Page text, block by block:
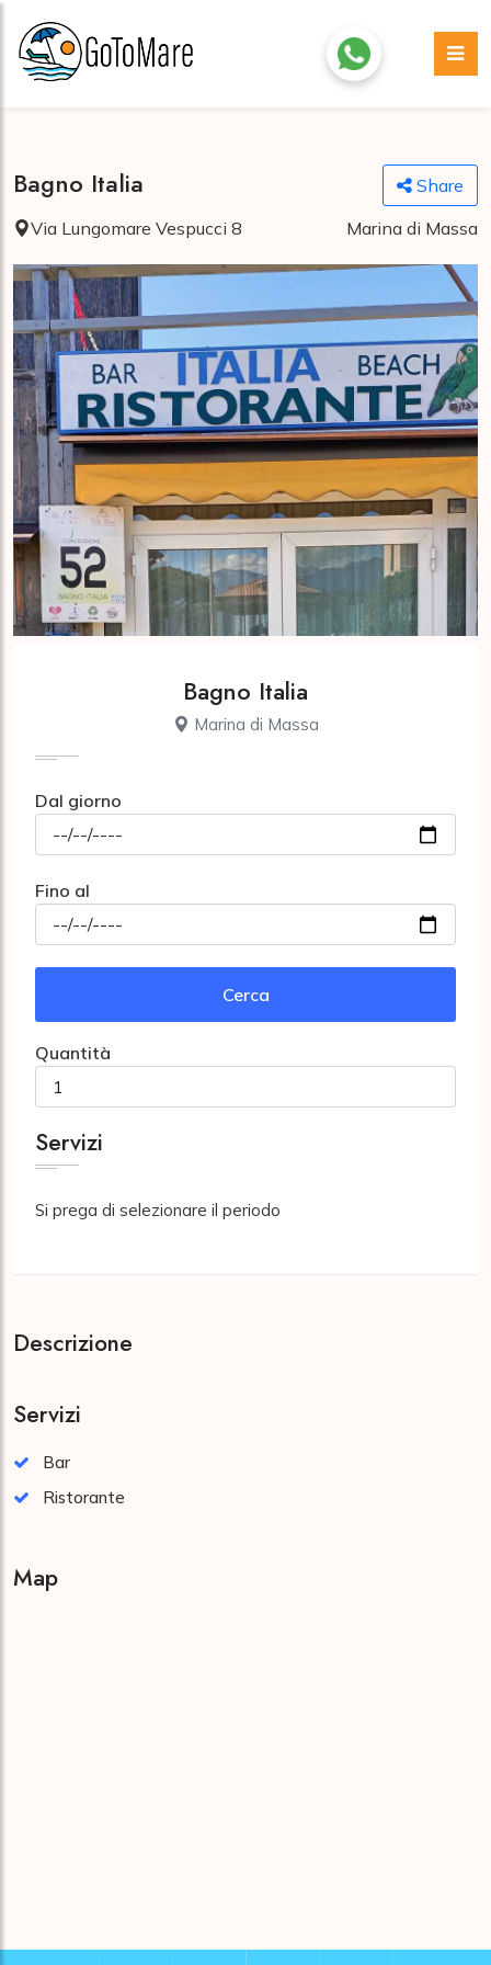
Bagno Italia
Share
Via Lungomare Vespucci 8
Marina di Massa
Bagno Italia
Marina di Massa
Dal giorno
Fino al
Cerca
Quantità
Servizi
Si prega di selezionare il periodo
Descrizione
Servizi
Bar
Ristorante
Map